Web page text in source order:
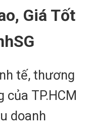
Giá Tốt
tế, thương
của TP.HCM
doanh